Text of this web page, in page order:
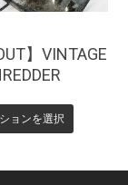
】VINTAGE
ョンを選択